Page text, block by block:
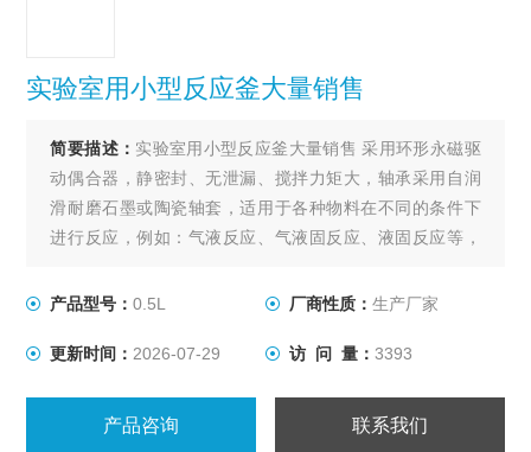
实验室用小型反应釜大量销售
简要描述： 实验室用小型反应釜大量销售 采用环形永磁驱
动偶合器，静密封、无泄漏、搅拌力矩大，轴承采用自润
滑耐磨石墨或陶瓷轴套，适用于各种物料在不同的条件下
进行反应，例如：气液反应、气液固反应、液固反应等，
产品型号：0.5L 厂商性质： 生产厂家
更新时间： 2026-07-29 访 问 量： 3393
产品咨询 联系我们